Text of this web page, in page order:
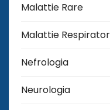
Malattie Rare
Malattie
Nefrologia
Neurologia